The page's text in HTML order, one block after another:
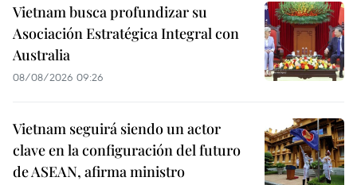
Vietnam busca profundizar su
Asociación Estratégica Integral con
Australia
08/08/2026 09:26
Vietnam seguirá siendo un actor
clave en la configuración del futuro
de ASEAN, afirma ministro